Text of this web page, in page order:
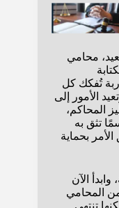
محامي
تُفكك كل
الأمور إلى
المحاكم،
تثق به
بحماية
الآن
المحامي
تنتهي